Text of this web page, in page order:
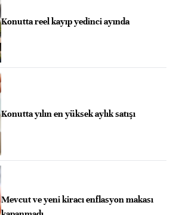
Konutta reel kayıp yedinci ayında
Konutta yılın en yüksek aylık satışı
Mevcut ve yeni kiracı enflasyon makası